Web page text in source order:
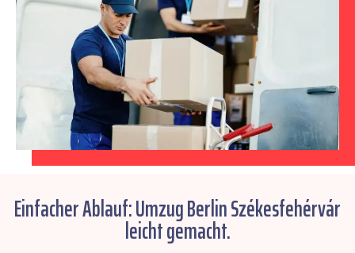
Einfacher Ablauf: Umzug Berlin Székesfehérvár
leicht gemacht.